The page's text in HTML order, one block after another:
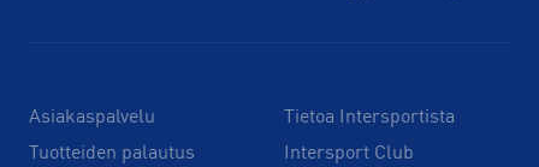
Asiakaspalvelu
Tuotteiden palautus
Tietoa Intersportista
Intersport Club